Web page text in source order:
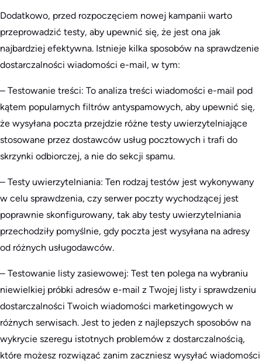
Dodatkowo, przed rozpoczęciem nowej kampanii warto
przeprowadzić testy, aby upewnić się, że jest ona jak
najbardziej efektywna. Istnieje kilka sposobów na sprawdzenie
dostarczalności wiadomości e-mail, w tym:
– Testowanie treści: To analiza treści wiadomości e-mail pod
kątem popularnych filtrów antyspamowych, aby upewnić się,
że wysyłana poczta przejdzie różne testy uwierzytelniające
stosowane przez dostawców usług pocztowych i trafi do
skrzynki odbiorczej, a nie do sekcji spamu.
– Testy uwierzytelniania: Ten rodzaj testów jest wykonywany
w celu sprawdzenia, czy serwer poczty wychodzącej jest
poprawnie skonfigurowany, tak aby testy uwierzytelniania
przechodziły pomyślnie, gdy poczta jest wysyłana na adresy
od różnych usługodawców.
– Testowanie listy zasiewowej: Test ten polega na wybraniu
niewielkiej próbki adresów e-mail z Twojej listy i sprawdzeniu
dostarczalności Twoich wiadomości marketingowych w
różnych serwisach. Jest to jeden z najlepszych sposobów na
wykrycie szeregu istotnych problemów z dostarczalnością,
które możesz rozwiązać zanim zaczniesz wysyłać wiadomości